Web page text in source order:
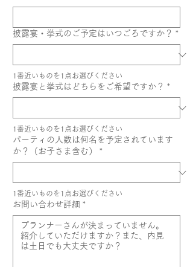
披露宴・挙式のご予定はいつごろですか？ *
1番近いものを1点お選びください
披露宴と挙式はどちらをご希望ですか？ *
1番近いものを1点お選びください
パーティの人数は何名を予定されています
か？（お子さま含む）
*
1番近いものを1点お選びください
お問い合わせ詳細 *